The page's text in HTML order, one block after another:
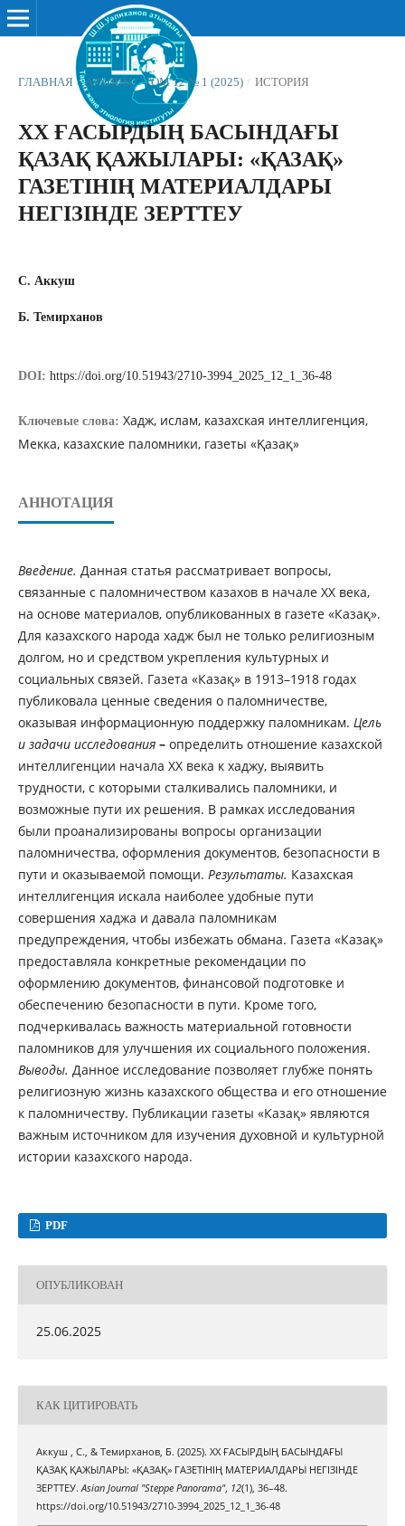
ГЛАВНАЯ / АРХИВЫ / ТОМ 12 № 1 (2025) / ИСТОРИЯ
ХХ ҒАСЫРДЫҢ БАСЫНДАҒЫ
ҚАЗАҚ ҚАЖЫЛАРЫ: «ҚАЗАҚ»
ГАЗЕТІНІҢ МАТЕРИАЛДАРЫ
НЕГІЗІНДЕ ЗЕРТТЕУ
С. Аккуш
Б. Темирханов
DOI: https://doi.org/10.51943/2710-3994_2025_12_1_36-48
Ключевые слова: Хадж, ислам, казахская интеллигенция,
Мекка, казахские паломники, газеты «Қазақ»
АННОТАЦИЯ
Введение. Данная статья рассматривает вопросы,
связанные с паломничеством казахов в начале XX века,
на основе материалов, опубликованных в газете «Казақ».
Для казахского народа хадж был не только религиозным
долгом, но и средством укрепления культурных и
социальных связей. Газета «Казақ» в 1913–1918 годах
публиковала ценные сведения о паломничестве,
оказывая информационную поддержку паломникам. Цель
и задачи исследования– определить отношение казахской
интеллигенции начала XX века к хаджу, выявить
трудности, с которыми сталкивались паломники, и
возможные пути их решения. В рамках исследования
были проанализированы вопросы организации
паломничества, оформления документов, безопасности в
пути и оказываемой помощи. Результаты. Казахская
интеллигенция искала наиболее удобные пути
совершения хаджа и давала паломникам
предупреждения, чтобы избежать обмана. Газета «Казақ»
предоставляла конкретные рекомендации по
оформлению документов, финансовой подготовке и
обеспечению безопасности в пути. Кроме того,
подчеркивалась важность материальной готовности
паломников для улучшения их социального положения.
Выводы. Данное исследование позволяет глубже понять
религиозную жизнь казахского общества и его отношение
к паломничеству. Публикации газеты «Казақ» являются
важным источником для изучения духовной и культурной
истории казахского народа.
PDF
ОПУБЛИКОВАН
25.06.2025
КАК ЦИТИРОВАТЬ
Аккуш , С., & Темирханов, Б. (2025). ХХ ҒАСЫРДЫҢ БАСЫНДАҒЫ
ҚАЗАҚ ҚАЖЫЛАРЫ: «ҚАЗАҚ» ГАЗЕТІНІҢ МАТЕРИАЛДАРЫ НЕГІЗІНДЕ
ЗЕРТТЕУ.Asian Journal "Steppe Panorama", 12(1), 36–48.
https://doi.org/10.51943/2710-3994_2025_12_1_36-48